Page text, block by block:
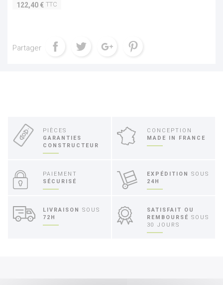
122,40 € TTC
Partager
PIÈCES
GARANTIES
CONSTRUCTEUR
CONCEPTION
MADE IN FRANCE
PAIEMENT
SÉCURISÉ
EXPÉDITION
SOUS
24H
LIVRAISON
SOUS
72H
SATISFAIT OU
REMBOURSÉ SOUS
30 JOURS